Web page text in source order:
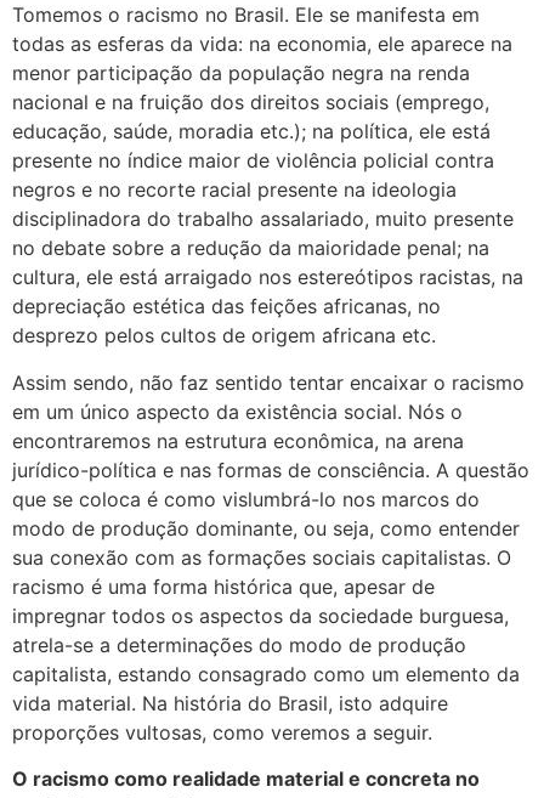
Tomemos o racismo no Brasil. Ele se manifesta em
todas as esferas da vida: na economia, ele aparece na
menor participação da população negra na renda
nacional e na fruição dos direitos sociais (emprego,
educação, saúde, moradia etc.); na política, ele está
presente no índice maior de violência policial contra
negros e no recorte racial presente na ideologia
disciplinadora do trabalho assalariado, muito presente
no debate sobre a redução da maioridade penal; na
cultura, ele está arraigado nos estereótipos racistas, na
depreciação estética das feições africanas, no
desprezo pelos cultos de origem africana etc.
Assim sendo, não faz sentido tentar encaixar o racismo
em um único aspecto da existência social. Nós o
encontraremos na estrutura econômica, na arena
jurídico-política e nas formas de consciência. A questão
que se coloca é como vislumbrá-lo nos marcos do
modo de produção dominante, ou seja, como entender
sua conexão com as formações sociais capitalistas. O
racismo é uma forma histórica que, apesar de
impregnar todos os aspectos da sociedade burguesa,
atrela-se a determinações do modo de produção
capitalista, estando consagrado como um elemento da
vida material. Na história do Brasil, isto adquire
proporções vultosas, como veremos a seguir.
O racismo como realidade material e concreta no